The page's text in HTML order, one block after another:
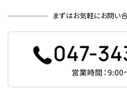
まずはお気軽にお問い合